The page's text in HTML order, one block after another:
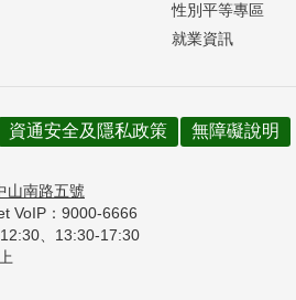
性別平等專區
就業資訊
資通安全及隱私政策 無障礙說明
山南路五號
VoIP：9000-6666
、 13:30-17:30